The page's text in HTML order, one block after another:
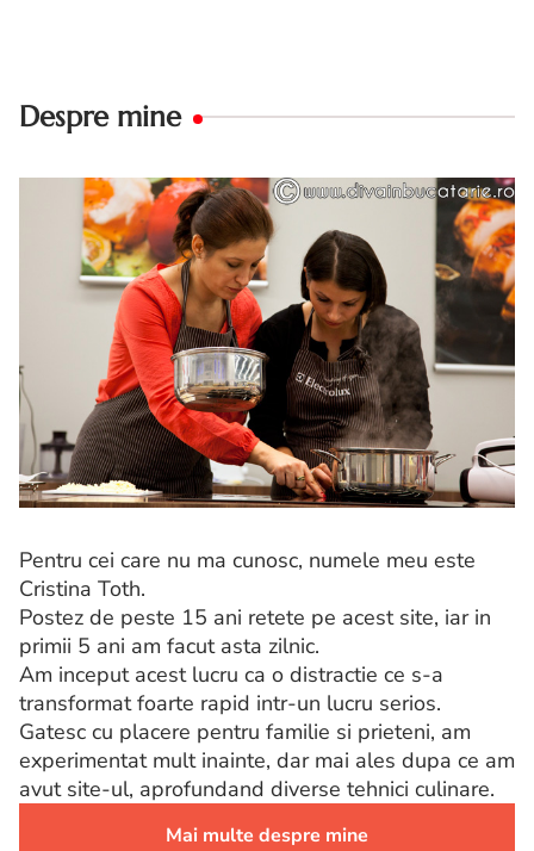
Despre mine
Pentru cei care nu ma cunosc, numele meu este
Cristina Toth.
Postez de peste 15 ani retete pe acest site, iar in
primii 5 ani am facut asta zilnic.
Am inceput acest lucru ca o distractie ce s-a
transformat foarte rapid intr-un lucru serios.
Gatesc cu placere pentru familie si prieteni, am
experimentat mult inainte, dar mai ales dupa ce am
avut site-ul, aprofundand diverse tehnici culinare.
Mai multe despre mine